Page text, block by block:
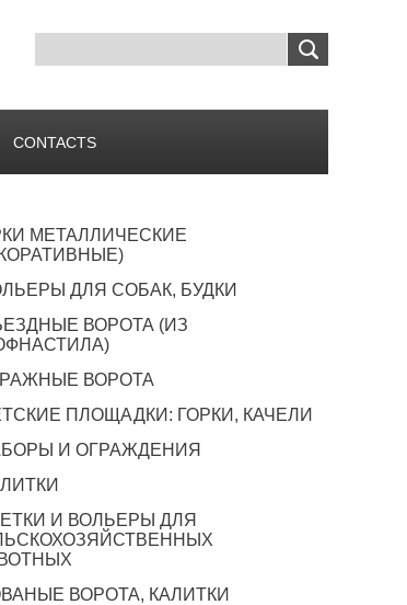
CONTACTS
МЕТАЛЛИЧЕСКИЕ
ДЛЯ СОБАК, БУДКИ
ВОРОТА (ИЗ
ВОРОТА
ПЛОЩАДКИ: ГОРКИ, КАЧЕЛИ
И ОГРАЖДЕНИЯ
И ВОЛЬЕРЫ ДЛЯ
ВОРОТА, КАЛИТКИ